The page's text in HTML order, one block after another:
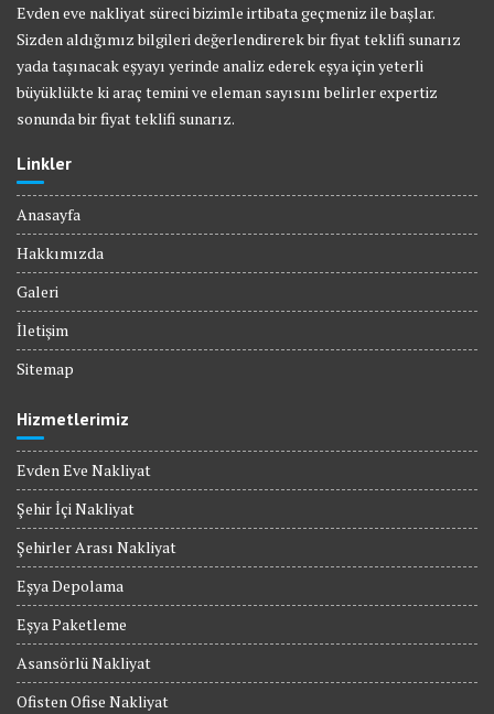
Evden eve nakliyat süreci bizimle irtibata geçmeniz ile başlar.
Sizden aldığımız bilgileri değerlendirerek bir fiyat teklifi sunarız
yada taşınacak eşyayı yerinde analiz ederek eşya için yeterli
büyüklükte ki araç temini ve eleman sayısını belirler expertiz
sonunda bir fiyat teklifi sunarız.
Linkler
Anasayfa
Hakkımızda
Galeri
İletişim
Sitemap
Hizmetlerimiz
Evden Eve Nakliyat
Şehir İçi Nakliyat
Şehirler Arası Nakliyat
Eşya Depolama
Eşya Paketleme
Asansörlü Nakliyat
Ofisten Ofise Nakliyat